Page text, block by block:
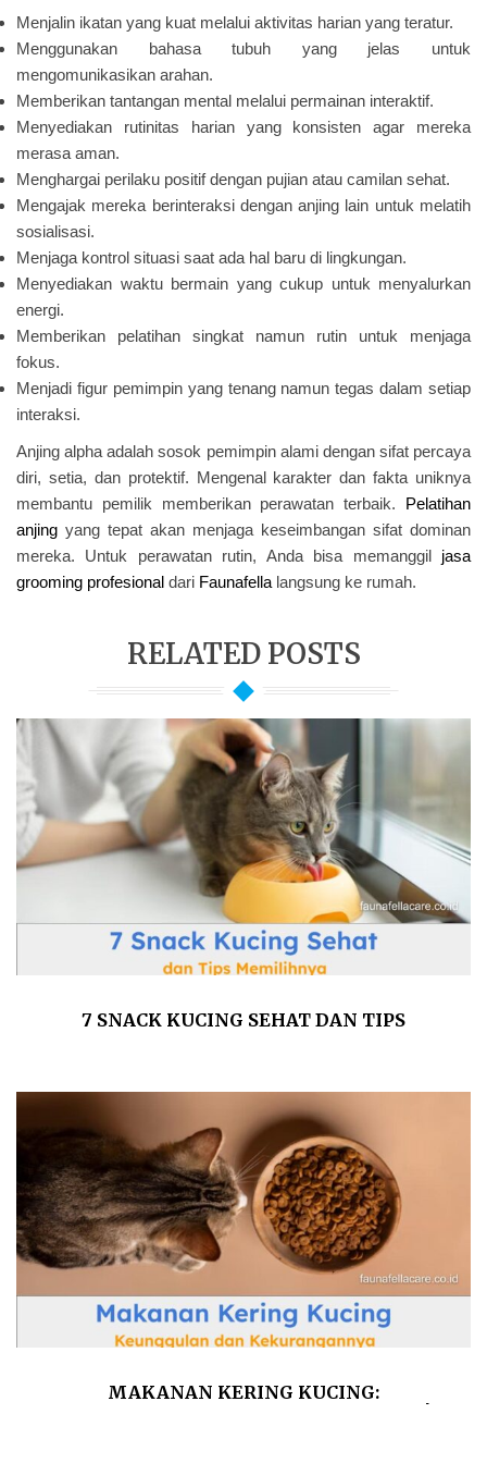
Menjalin ikatan yang kuat melalui aktivitas harian yang teratur.
Menggunakan bahasa tubuh yang jelas untuk
mengomunikasikan arahan.
Memberikan tantangan mental melalui permainan interaktif.
Menyediakan rutinitas harian yang konsisten agar mereka
merasa aman.
Menghargai perilaku positif dengan pujian atau camilan sehat.
Mengajak mereka berinteraksi dengan anjing lain untuk melatih
sosialisasi.
Menjaga kontrol situasi saat ada hal baru di lingkungan.
Menyediakan waktu bermain yang cukup untuk menyalurkan
energi.
Memberikan pelatihan singkat namun rutin untuk menjaga
fokus.
Menjadi figur pemimpin yang tenang namun tegas dalam setiap
interaksi.
Anjing alpha adalah sosok pemimpin alami dengan sifat percaya
diri, setia, dan protektif. Mengenal karakter dan fakta uniknya
membantu pemilik memberikan perawatan terbaik. Pelatihan
anjing yang tepat akan menjaga keseimbangan sifat dominan
mereka. Untuk perawatan rutin, Anda bisa memanggil jasa
grooming profesional dari Faunafella langsung ke rumah.
RELATED POSTS
7 SNACK KUCING SEHAT DAN TIPS
MAKANAN KERING KUCING: